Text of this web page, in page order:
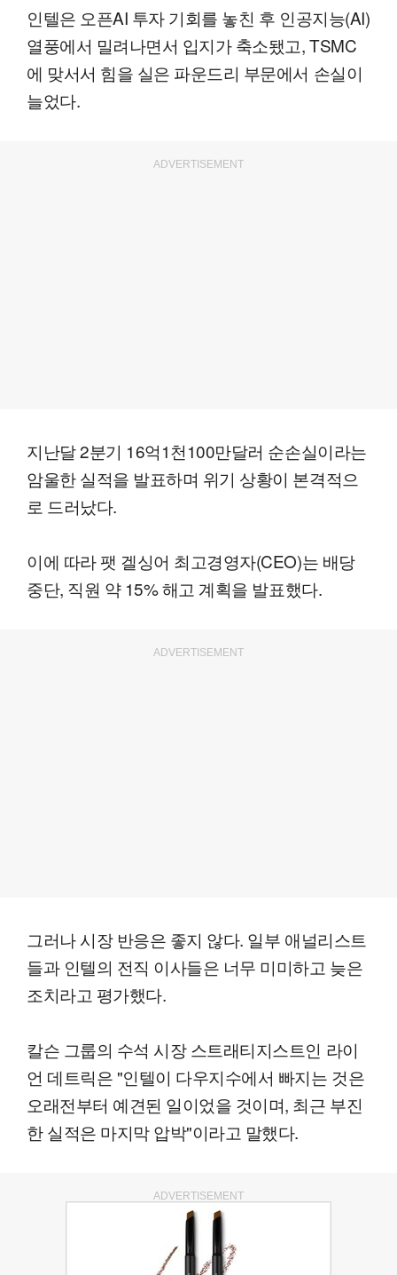
인텔은 오픈AI 투자 기회를 놓친 후 인공지능(AI)
열풍에서 밀려나면서 입지가 축소됐고, TSMC
에 맞서서 힘을 실은 파운드리 부문에서 손실이
늘었다.
ADVERTISEMENT
지난달 2분기 16억1천100만달러 순손실이라는
암울한 실적을 발표하며 위기 상황이 본격적으
로 드러났다.
이에 따라 팻 겔싱어 최고경영자(CEO)는 배당
중단, 직원 약 15% 해고 계획을 발표했다.
ADVERTISEMENT
그러나 시장 반응은 좋지 않다. 일부 애널리스트
들과 인텔의 전직 이사들은 너무 미미하고 늦은
조치라고 평가했다.
칼슨 그룹의 수석 시장 스트래티지스트인 라이
언 데트릭은 "인텔이 다우지수에서 빠지는 것은
오래전부터 예견된 일이었을 것이며, 최근 부진
한 실적은 마지막 압박"이라고 말했다.
ADVERTISEMENT